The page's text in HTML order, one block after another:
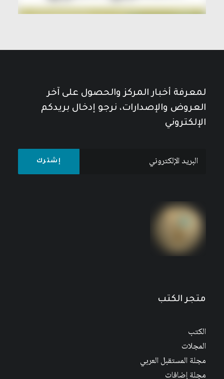
لمعرفة أخبار المركز والحصول على آخر
العروض والإصدارات، نرجو إدخال بريدكم
الإلكتروني
متجر الكتب
الكتب
المجلات
مجلة المستقبل العربي
مجلة إضافات